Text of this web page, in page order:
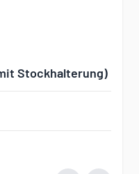
Stockhalterung)